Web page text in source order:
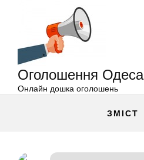
Оголошення Одеса
Онлайн дошка оголошень
ЗМІСТ